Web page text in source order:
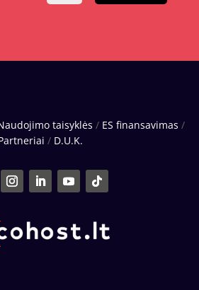
taisyklės / ES finansavimas /
/ D.U.K.